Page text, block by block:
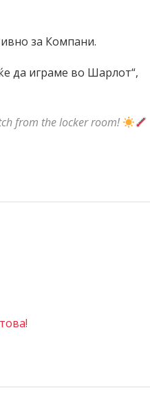
за Компани.
да играме во Шарлот“,
from the locker room!